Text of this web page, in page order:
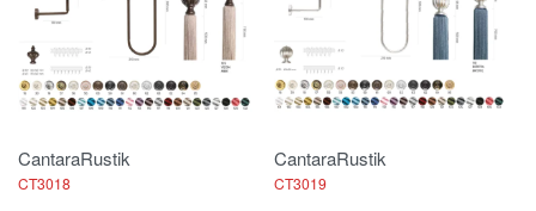
CantaraRustik
CT3018
CantaraRustik
CT3019